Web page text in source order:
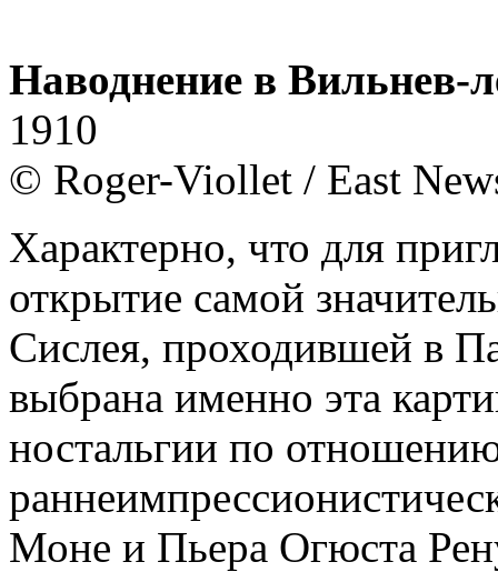
Наводнение в Вильнев-
1910
© Roger-Viollet / East
Характерно, что для
открытие самой
Сислея, проходившей в
выбрана именно эта
ностальгии по
Моне и Пьера Огюста